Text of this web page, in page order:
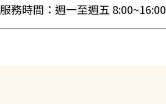
服務時間：週一至週五 8:00~16:00